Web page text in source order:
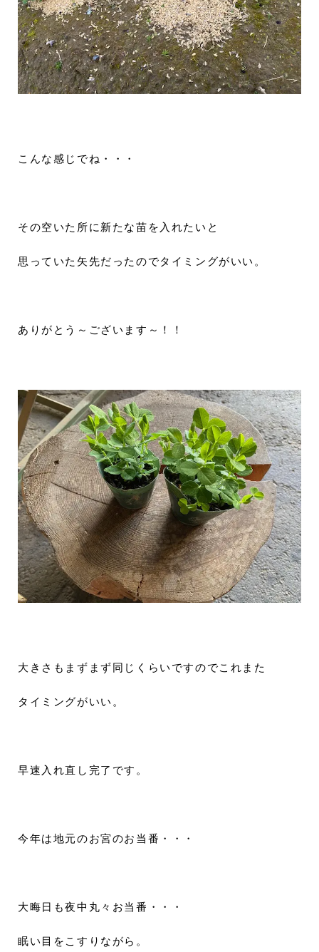
こんな感じでね・・・
その空いた所に新たな苗を入れたいと
思っていた矢先だったのでタイミングがいい。
ありがとう～ございます～！！
大きさもまずまず同じくらいですのでこれまた
タイミングがいい。
早速入れ直し完了です。
今年は地元のお宮のお当番・・・
大晦日も夜中丸々お当番・・・
眠い目をこすりながら。